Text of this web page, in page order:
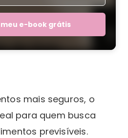
e-book grátis
mais seguros, o
para quem busca
previsíveis.